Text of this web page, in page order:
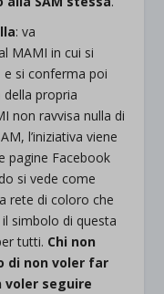
: va
MAMI in cui si
e si conferma poi
propria
non ravvisa nulla di
l’iniziativa viene
pagine Facebook
si vede come
rete di coloro che
simbolo di questa
tutti. Chi non
di non voler far
voler seguire